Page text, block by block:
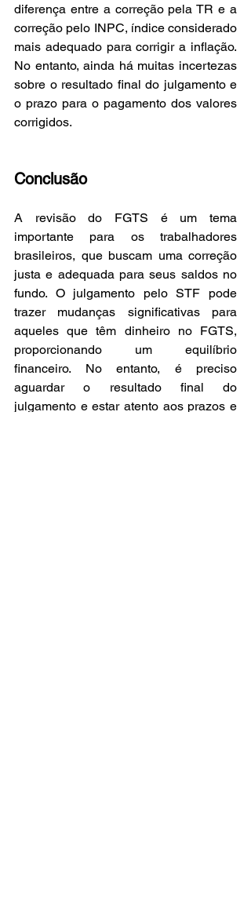
diferença entre a correção pela TR e a
correção pelo INPC, índice considerado
mais adequado para corrigir a inflação.
No entanto, ainda há muitas incertezas
sobre o resultado final do julgamento e
o prazo para o pagamento dos valores
corrigidos.
Conclusão
A revisão do FGTS é um tema
importante para os trabalhadores
brasileiros, que buscam uma correção
justa e adequada para seus saldos no
fundo. O julgamento pelo STF pode
trazer mudanças significativas para
aqueles que têm dinheiro no FGTS,
proporcionando um equilíbrio
financeiro. No entanto, é preciso
aguardar o resultado final do
julgamento e estar atento aos prazos e